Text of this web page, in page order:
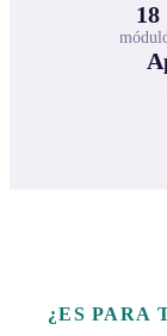
18
¿ES PARA